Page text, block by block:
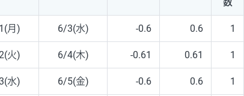
月) 6/3(水) -0.6 0.6 1
火) 6/4(木) -0.61 0.61 1
水) 6/5(金) -0.6 0.6 1